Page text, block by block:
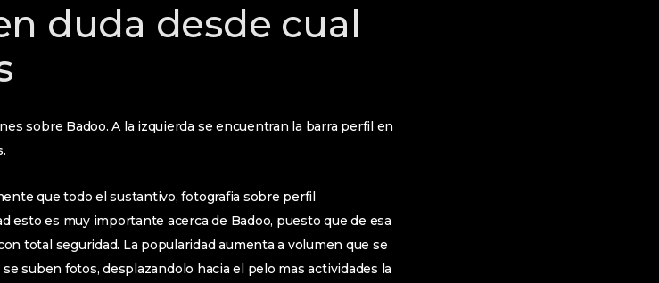
duda desde cual
sobre Badoo. A la izquierda se encuentran la barra perfil en
que todo el sustantivo, fotografia sobre perfil
esto es muy importante acerca de Badoo, puesto que de esa
total seguridad. La popularidad aumenta a volumen que se
suben fotos, desplazandolo hacia el pelo mas actividades la